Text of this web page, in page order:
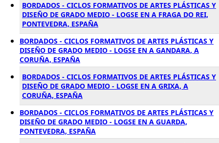
BORDADOS - CICLOS FORMATIVOS DE ARTES PLÁSTICAS Y
DISEÑO DE GRADO MEDIO - LOGSE EN A FRAGA DO REI,
PONTEVEDRA, ESPAÑA
BORDADOS - CICLOS FORMATIVOS DE ARTES PLÁSTICAS Y
DISEÑO DE GRADO MEDIO - LOGSE EN A GANDARA, A
CORUÑA, ESPAÑA
BORDADOS - CICLOS FORMATIVOS DE ARTES PLÁSTICAS Y
DISEÑO DE GRADO MEDIO - LOGSE EN A GRIXA, A
CORUÑA, ESPAÑA
BORDADOS - CICLOS FORMATIVOS DE ARTES PLÁSTICAS Y
DISEÑO DE GRADO MEDIO - LOGSE EN A GUARDA,
PONTEVEDRA, ESPAÑA